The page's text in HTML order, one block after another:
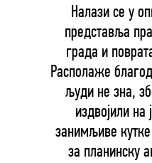
Налази се у
представља
града и
Располаже
људи не зна,
издвојили на
занимљиве
за планинску